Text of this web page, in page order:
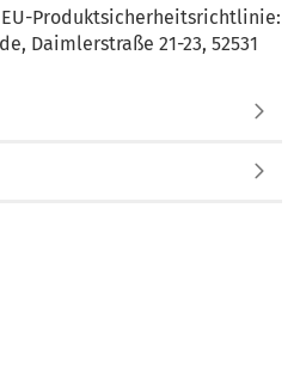
Produktsicherheitsrichtlinie:
Daimlerstraße 21-23, 52531